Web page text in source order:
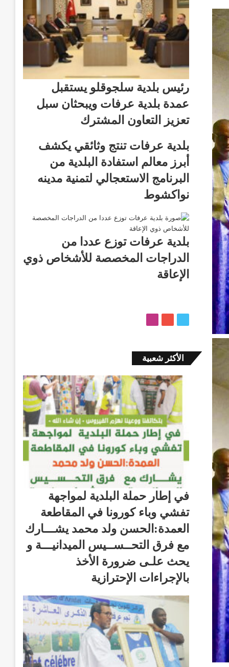
رئيس بلدية سلجوقلو يستقبل
عمدة بلدية عرفات ويبحثان سبل
تعزيز التعاون المشترك
بلدية عرفات تنتج وثائقي يكشف
أبرز معالم استفادة البلدية من
البرنامج الاستعجالي لتمنية مدينه
نواكشوط
بلدية عرفات توزع عددا من
الدراجات المخصصة للأشخاص ذوي
الإعاقة
ت
ب
ت
ر
ا
م
الأكثر شعبية
في إطار حملة البلدية لمواجهة
تفشي وباء كورونا في المقاطعة
العمدة:الحسن ولد محمد يشـــارك
مع فرق التحــســيس الميدانيـــة و
يحث علـى ضرورة الأخذ
بالإجراءات الإحترازية